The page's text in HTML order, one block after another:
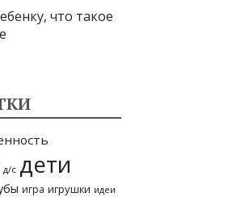
что такое
д/с дети
игра игрушки идеи